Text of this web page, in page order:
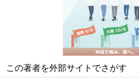
この著者を外部サイトでさがす